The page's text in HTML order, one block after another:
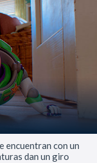
encuentran con un
dan un giro